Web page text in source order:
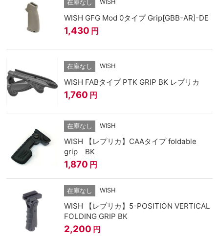
在庫なし WISH
WISH GFG Mod 0タイプ Grip[GBB-AR]-DE
1,430 円
在庫なし WISH
WISH FABタイプ PTK GRIP BK レプリカ
1,760 円
在庫なし WISH
WISH 【レプリカ】CAAタイプ foldable
grip BK
1,870 円
在庫なし WISH
WISH 【レプリカ】5-POSITION VERTICAL
FOLDING GRIP BK
2,200 円